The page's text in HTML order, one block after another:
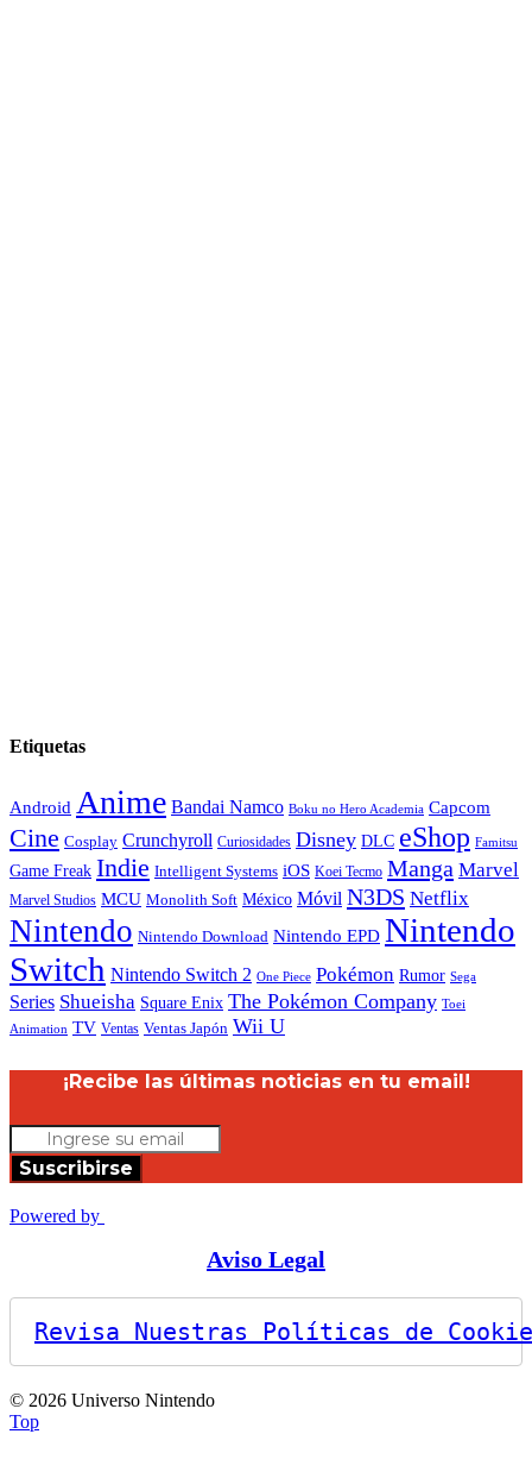
Etiquetas
Android Anime Bandai Namco Boku no Hero Academia Capcom
Cine Cosplay Crunchyroll Curiosidades Disney DLC eShop Famitsu
Game Freak Indie Intelligent Systems iOS Koei Tecmo Manga Marvel
Marvel Studios MCU Monolith Soft México Móvil N3DS Netflix
Nintendo Nintendo Download Nintendo EPD Nintendo
Switch Nintendo Switch 2 One Piece Pokémon Rumor Sega
Series Shueisha Square Enix The Pokémon Company Toei
Animation TV Ventas Ventas Japón Wii U
¡Recibe las últimas noticias en tu email!
Suscribirse
Powered by
Aviso Legal
Revisa Nuestras Políticas de
© 2026 Universo Nintendo
Top